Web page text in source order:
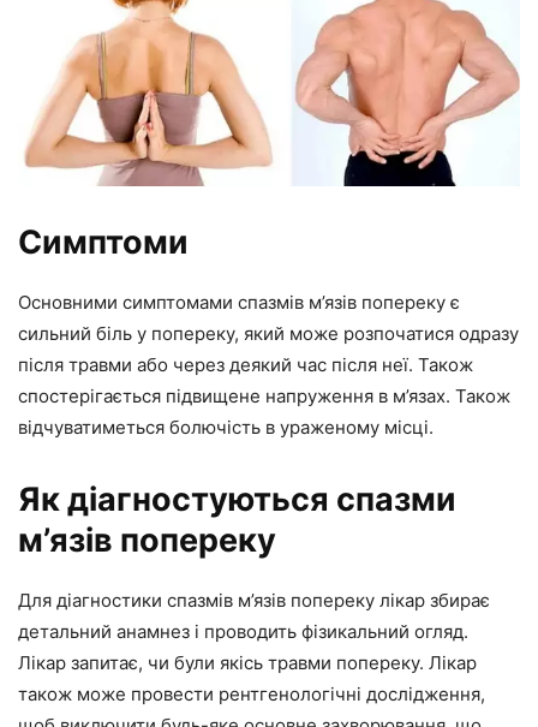
Симптоми
Основними симптомами спазмів м’язів попереку є
сильний біль у попереку, який може розпочатися одразу
після травми або через деякий час після неї. Також
спостерігається підвищене напруження в м’язах. Також
відчуватиметься болючість в ураженому місці.
Як діагностуються спазми
м’язів попереку
Для діагностики спазмів м’язів попереку лікар збирає
детальний анамнез і проводить фізикальний огляд.
Лікар запитає, чи були якісь травми попереку. Лікар
також може провести рентгенологічні дослідження,